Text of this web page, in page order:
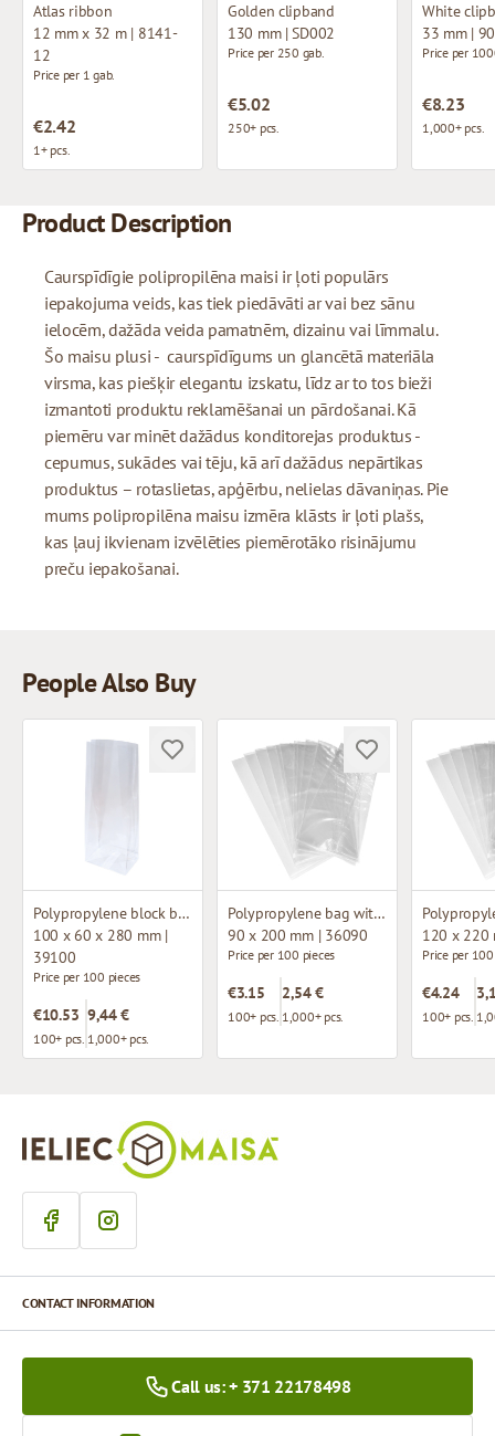
Atlas ribbon
12 mm x 32 m | 8141-
12
Price per 1 gab.
€2.42
1+ pcs.
Golden clipband
130 mm | SD002
Price per 250 gab.
€5.02
250+ pcs.
White
33 mm |
Price per
€8.23
1,000+ pcs.
Product Description
Caurspīdīgie polipropilēna maisi ir ļoti populārs
iepakojuma veids, kas tiek piedāvāti ar vai bez sānu
ielocēm, dažāda veida pamatnēm, dizainu vai līmmalu.
Šo maisu plusi - caurspīdīgums un glancētā materiāla
virsma, kas piešķir elegantu izskatu, līdz ar to tos bieži
izmantoti produktu reklamēšanai un pārdošanai. Kā
piemēru var minēt dažādus konditorejas produktus -
cepumus, sukādes vai tēju, kā arī dažādus nepārtikas
produktus – rotaslietas, apģērbu, nelielas dāvaniņas. Pie
mums polipropilēna maisu izmēra klāsts ir ļoti plašs,
kas ļauj ikvienam izvēlēties piemērotāko risinājumu
preču iepakošanai.
People Also Buy
Polypropylene block bottom bag
100 x 60 x 280 mm |
39100
Price per 100 pieces
€10.53
100+ pcs.
9,44 €
1,000+ pcs.
Polypropylene bag without fold
90 x 200 mm | 36090
Price per 100 pieces
€3.15
100+ pcs.
2,54 €
1,000+ pcs.
120 x 220
Price per
€4.24
100+ pcs.
CONTACT INFORMATION
Call us: + 371 22178498